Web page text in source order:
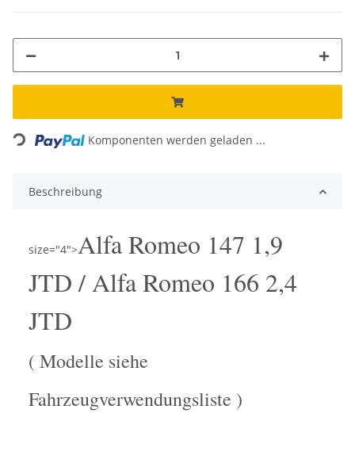
Loading... Komponenten werden geladen ...
Beschreibung
size="4">Alfa Romeo 147 1,9
JTD / Alfa Romeo 166 2,4
JTD
( Modelle siehe
Fahrzeugverwendungsliste )